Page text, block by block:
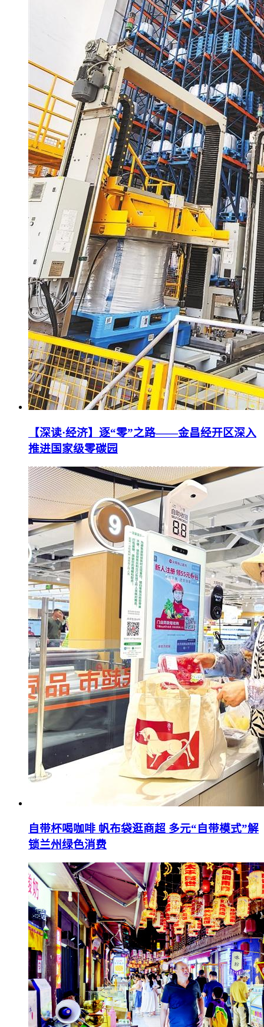
【深读·经济】逐“零”之路——金昌经开区深入
推进国家级零碳园
自带杯喝咖啡 帆布袋逛商超 多元“自带模式”解
锁兰州绿色消费